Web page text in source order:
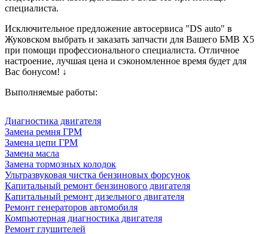
специалиста.
Исключительное предложение автосервиса "DS auto" в
Жуковском выбрать и заказать запчасти для Вашего БМВ X5
при помощи профессионального специалиста. Отличное
настроение, лучшая цена и сэкономленное время будет для
Вас бонусом! ↓
Выполняемые работы:
Диагностика двигателя
Замена ремня ГРМ
Замена цепи ГРМ
Замена масла
Замена тормозных колодок
Ультразвуковая чистка бензиновых форсунок
Капитальный ремонт бензинового двигателя
Капитальный ремонт дизельного двигателя
Ремонт генераторов автомобиля
Компьютерная диагностика двигателя
Ремонт глушителей